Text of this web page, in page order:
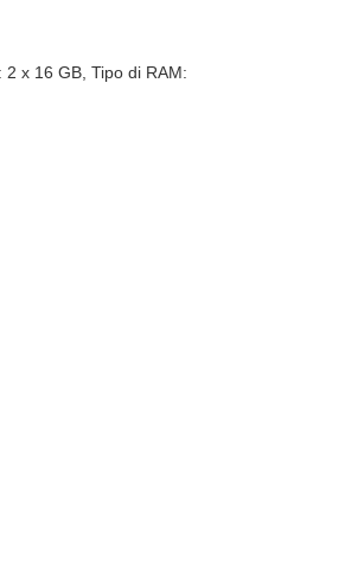
x 16 GB, Tipo di RAM: